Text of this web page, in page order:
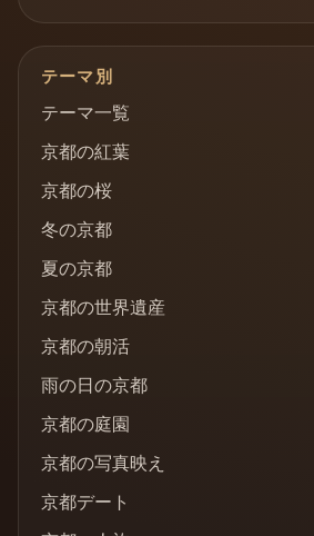
テーマ別
テーマ一覧
京都の紅葉
京都の桜
冬の京都
夏の京都
京都の世界遺産
京都の朝活
雨の日の京都
京都の庭園
京都の写真映え
京都デート